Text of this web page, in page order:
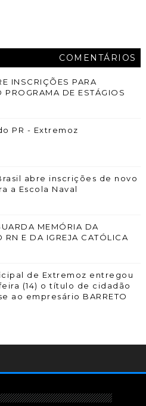
COMENTÁRIOS
INSCRIÇÕES PARA
PROGRAMA DE ESTÁGIOS
PR - Extremoz
abre inscrições de novo
a Escola Naval
MEMÓRIA DA
RN E DA IGREJA CATÓLICA
de Extremoz entregou
(14) o título de cidadão
ao empresário BARRETO